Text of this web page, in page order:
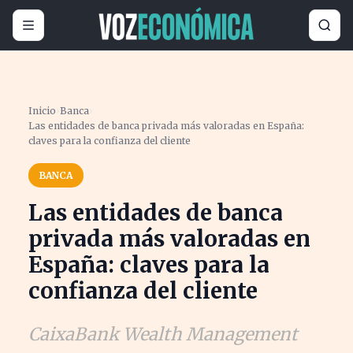
Inicio ›Banca›
Las entidades de banca privada más valoradas en España:
claves para la confianza del cliente
BANCA
Las entidades de banca
privada más valoradas en
España: claves para la
confianza del cliente
CaixaBank Wealth Management